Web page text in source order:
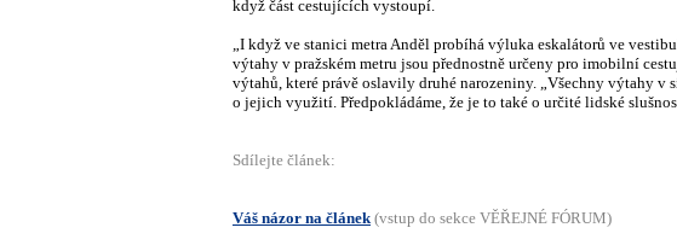
když část cestujících vystoupí.
„I když ve stanici metra Anděl probíhá výluka eskalátorů ve
výtahy v pražském metru jsou přednostně určeny pro imobilní
výtahů, které právě oslavily druhé narozeniny. „Všechny výtahy v
o jejich využití. Předpokládáme, že je to také o určité lidské
Sdílejte článek:
Váš názor na článek (vstup do sekce VĚŘEJNÉ FÓRUM)